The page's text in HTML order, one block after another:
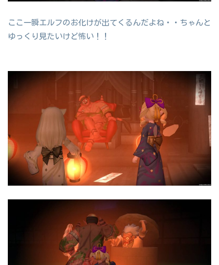
ここ一瞬エルフのお化けが出てくるんだよね・・ちゃんと
ゆっくり見たいけど怖い！！